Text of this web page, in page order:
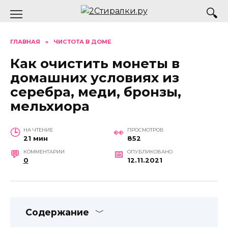
ГЛАВНАЯ » ЧИСТОТА В ДОМЕ
Как очистить монеты в
домашних условиях из
серебра, меди, бронзы,
мельхиора
НА ЧТЕНИЕ
21 мин
ПРОСМОТРОВ
852
КОММЕНТАРИИ
0
ОПУБЛИКОВАНО
12.11.2021
Содержание